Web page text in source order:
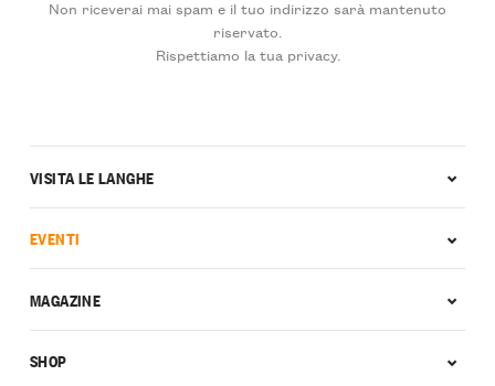
Non riceverai mai spam e il tuo indirizzo sarà mantenuto
riservato.
Rispettiamo la tua privacy.
VISITA LE LANGHE
EVENTI
MAGAZINE
SHOP